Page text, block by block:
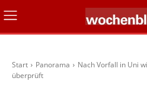
Start Panorama
Nach Vorfall in Uni
überprüft